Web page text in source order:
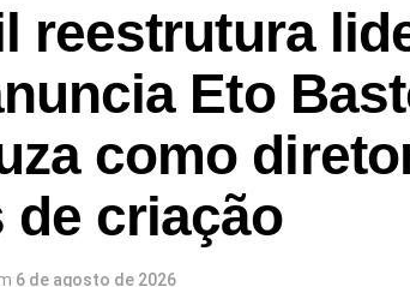
reestrutura
Eto
como
criação
6 de agosto de 2026